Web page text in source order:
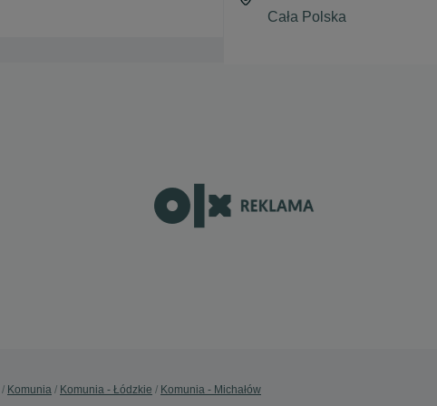
Komunia Komunia - Łódzkie Komunia - Michałów